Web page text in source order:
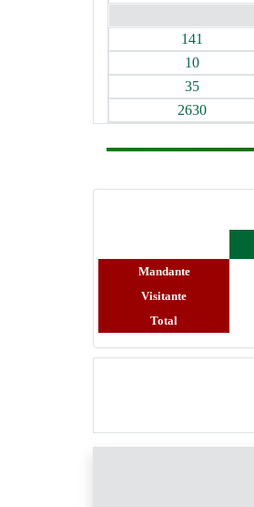
141
10
35
2630
Mandante
Visitante
Total